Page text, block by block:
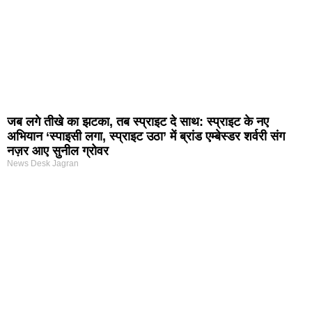
जब लगे तीखे का झटका, तब स्प्राइट दे साथ: स्प्राइट के नए
अभियान ‘स्पाइसी लगा, स्प्राइट उठा’ में ब्रांड एम्बेस्डर शर्वरी संग
नज़र आए सुनील ग्रोवर
News Desk Jagran